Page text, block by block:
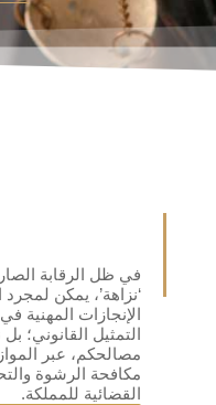
في ظل الرقابة
‘نزاهة’، يمكن
الإنجازات المهنية
التمثيل القانوني؛
مصالحكم، عبر
مكافحة الرشوة
القضائية للمملكة.